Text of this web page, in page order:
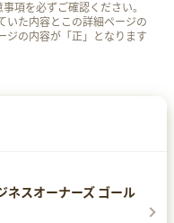
項を必ずご確認ください。
いた内容とこの詳細ページの
ジの内容が「正」となります
ネスオーナーズ ゴール